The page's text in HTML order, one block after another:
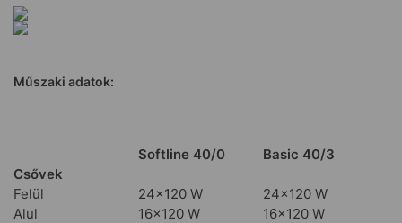
Műszaki adatok:
Softline 40/0
Basic 40/3
Csővek
Felül
24×120 W
24×120 W
Alul
16×120 W
16×120 W